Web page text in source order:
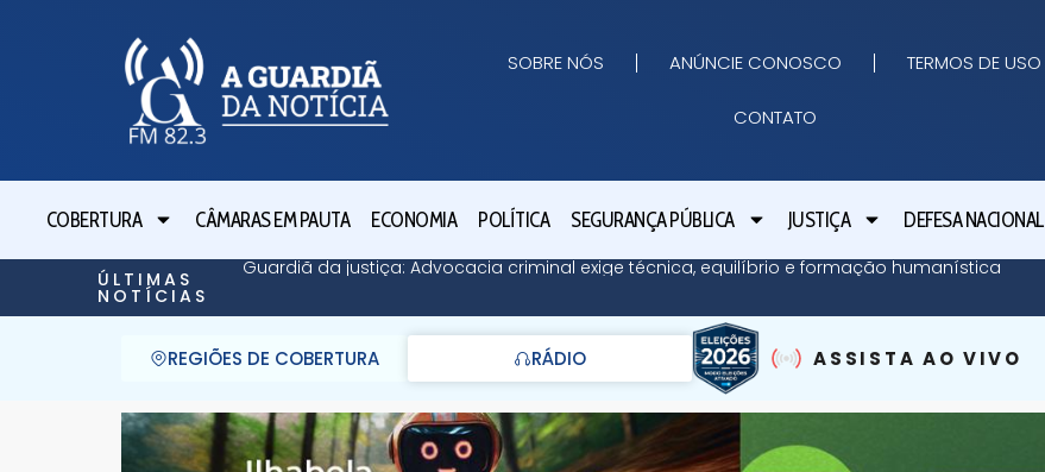
SOBRE NÓS ANÚNCIE CONOSCO TERMOS DE USO
CONTATO
COBERTURA CÂMARAS EM PAUTA ECONOMIA POLÍTICA SEGURANÇA PÚBLICA JUSTIÇA DEFESA NACIONAL
ÚLTIMAS
NOTÍCIAS
Guardiã da justiça: Advocacia criminal exige técnica, equilíbrio e formação humanística
REGIÕES DE COBERTURA RÁDIO ASSISTA AO VIVO